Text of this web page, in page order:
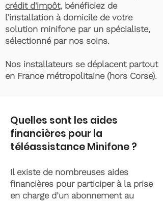
crédit d'impôt, bénéficiez de
l’installation à domicile de votre
solution minifone par un spécialiste,
sélectionné par nos soins.
Nos installateurs se déplacent partout
en France métropolitaine (hors Corse).
Quelles sont les aides
financières pour la
téléassistance Minifone ?
Il existe de nombreuses aides
financières pour participer à la prise
en charge d’un abonnement au